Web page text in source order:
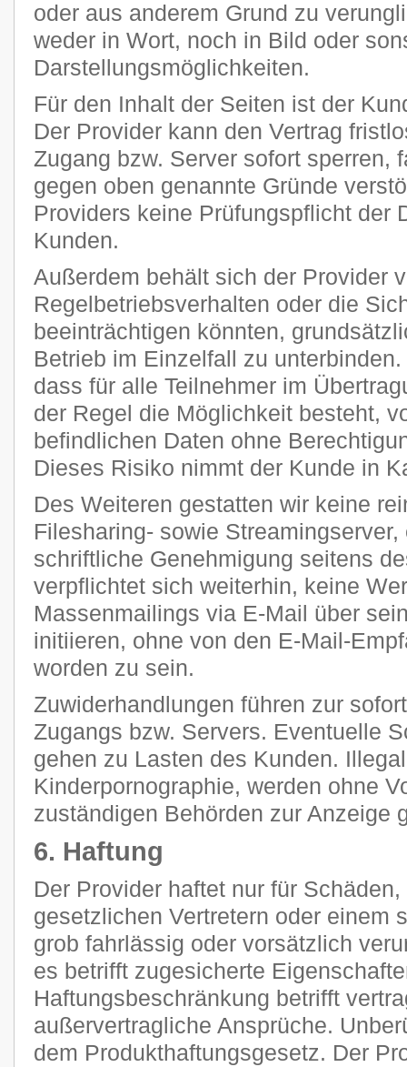
oder aus anderem Grund zu
weder in Wort, noch in Bild oder
Darstellungsmöglichkeiten.
Für den Inhalt der Seiten ist der
Der Provider kann den Vertrag
Zugang bzw. Server sofort sperren,
gegen oben genannte Gründe
Providers keine Prüfungspflicht der
Kunden.
Außerdem behält sich der Provider
Regelbetriebsverhalten oder die
beeinträchtigen könnten,
Betrieb im Einzelfall zu
dass für alle Teilnehmer im
der Regel die Möglichkeit besteht,
befindlichen Daten ohne
Dieses Risiko nimmt der Kunde in
Des Weiteren gestatten wir keine
Filesharing- sowie
schriftliche Genehmigung seitens
verpflichtet sich weiterhin, keine
Massenmailings via E-Mail über
initiieren, ohne von den E-Mail-
worden zu sein.
Zuwiderhandlungen führen zur
Zugangs bzw. Servers. Eventuelle
gehen zu Lasten des Kunden.
Kinderpornographie, werden ohne
zuständigen Behörden zur Anzeige
6. Haftung
Der Provider haftet nur für
gesetzlichen Vertretern oder einem
grob fahrlässig oder vorsätzlich
es betrifft zugesicherte
Haftungsbeschränkung betrifft
außervertragliche Ansprüche.
dem Produkthaftungsgesetz. Der